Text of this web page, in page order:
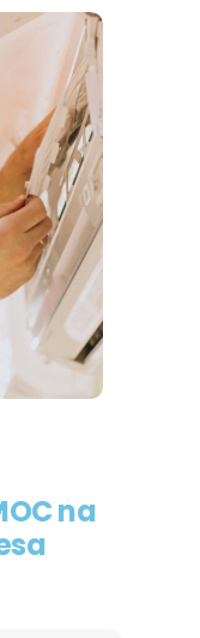
na